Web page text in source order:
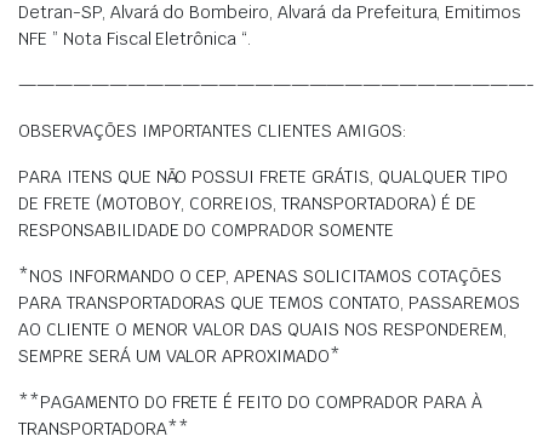
Detran-SP, Alvará do Bombeiro, Alvará da Prefeitura, Emitimos
NFE ” Nota Fiscal Eletrônica “.
————————————————————————————-
OBSERVAÇÕES IMPORTANTES CLIENTES AMIGOS:
PARA ITENS QUE NÃO POSSUI FRETE GRÁTIS, QUALQUER TIPO
DE FRETE (MOTOBOY, CORREIOS, TRANSPORTADORA) É DE
RESPONSABILIDADE DO COMPRADOR SOMENTE
*NOS INFORMANDO O CEP, APENAS SOLICITAMOS COTAÇÕES
PARA TRANSPORTADORAS QUE TEMOS CONTATO, PASSAREMOS
AO CLIENTE O MENOR VALOR DAS QUAIS NOS RESPONDEREM,
SEMPRE SERÁ UM VALOR APROXIMADO*
**PAGAMENTO DO FRETE É FEITO DO COMPRADOR PARA À
TRANSPORTADORA**